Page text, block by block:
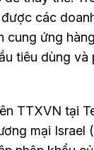
các
cung ứng
tiêu dùng và
TTXVN tại
mại Israel